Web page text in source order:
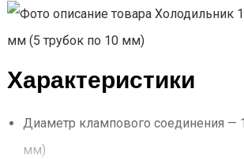
Характеристики
Диаметр клампового соединения —
мм)